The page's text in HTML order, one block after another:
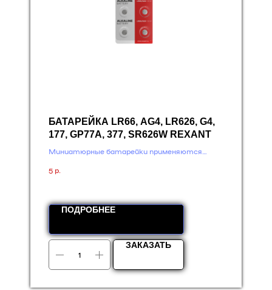
БАТАРЕЙКА LR66, AG4, LR626, G4,
177, GP77A, 377, SR626W REXANT
Миниатюрные батарейки применяются
электронике
5 р.
ПОДРОБНЕЕ
ЗАКАЗАТЬ